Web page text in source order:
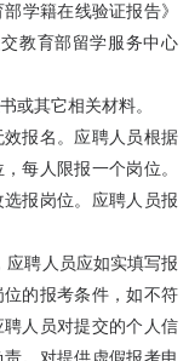
学籍在线验证报告》
教育部留学服务中心
其它相关材料。
报名。应聘人员根据
每人限报一个岗位。
报岗位。应聘人员报
聘人员应如实填写报
的报考条件，如不符
人员对提交的个人信